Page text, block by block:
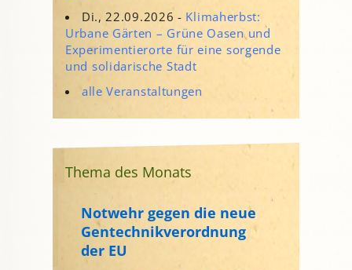
Di., 22.09.2026 - Klimaherbst:
Urbane Gärten – Grüne Oasen und
Experimentierorte für eine sorgende
und solidarische Stadt
alle Veranstaltungen
Thema des Monats
Notwehr gegen die neue
Gentechnikverordnung
der EU